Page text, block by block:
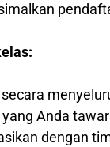
yang Anda
dengan